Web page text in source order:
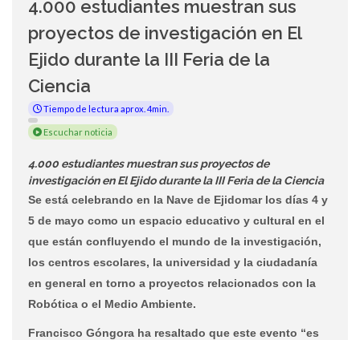
4.000 estudiantes muestran sus
proyectos de investigación en El
Ejido durante la III Feria de la
Ciencia
Tiempo de lectura aprox. 4min.
Escuchar noticia
4.000 estudiantes muestran sus proyectos de
investigación en El Ejido durante la III Feria de la Ciencia
Se está celebrando en la Nave de Ejidomar los días 4 y
5 de mayo como un espacio educativo y cultural en el
que están confluyendo el mundo de la investigación,
los centros escolares, la universidad y la ciudadanía
en general en torno a proyectos relacionados con la
Robótica o el Medio Ambiente.
Francisco Góngora ha resaltado que este evento “es